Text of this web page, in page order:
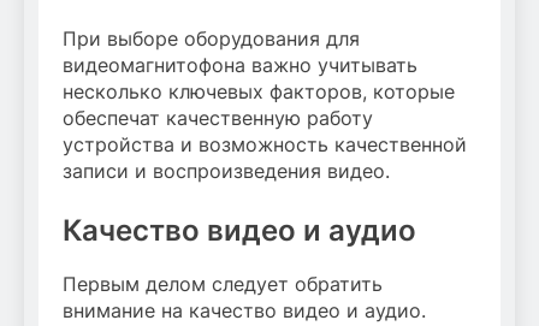
При выборе оборудования для
видеомагнитофона важно учитывать
несколько ключевых факторов, которые
обеспечат качественную работу
устройства и возможность качественной
записи и воспроизведения видео.
Качество видео и аудио
Первым делом следует обратить
внимание на качество видео и аудио.